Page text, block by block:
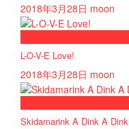
2018年3月28日 moon
L-O-V-E Love!
2018年3月28日 moon
Skidamarink A Dink A Dink